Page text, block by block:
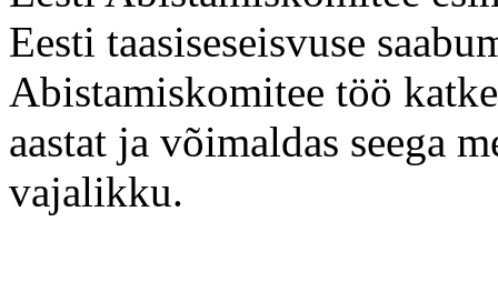
Eesti taasiseseisvuse
Abistamiskomitee töö
aastat ja võimaldas seega
vajalikku.